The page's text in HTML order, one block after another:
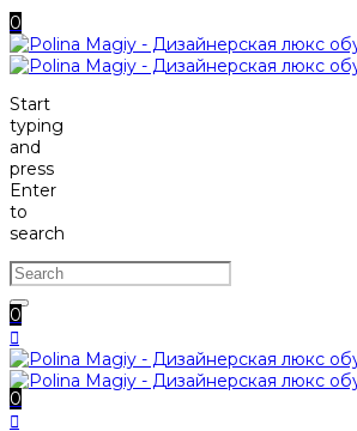
0
Start
typing
and
press
Enter
to
search
0
0